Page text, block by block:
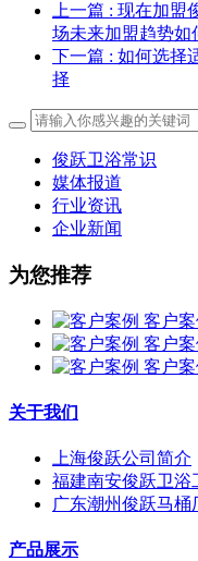
上一篇 : 现在加盟
场未来加盟趋势如
下一篇 : 如何选择
择
俊跃卫浴常识
媒体报道
行业资讯
企业新闻
为您推荐
客户案
客户案
客户案
关于我们
上海俊跃公司简介
福建南安俊跃卫浴
广东潮州俊跃马桶
产品展示